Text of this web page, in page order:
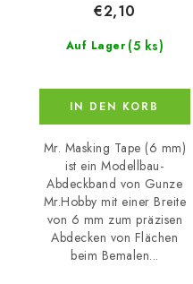
Auf Lager (5 ks)
€2,10
IN DEN KORB
Mr. Masking Tape (6 mm)
ist ein Modellbau-
Abdeckband von Gunze
Mr.Hobby mit einer Breite
von 6 mm zum präzisen
Abdecken von Flächen
beim Bemalen...